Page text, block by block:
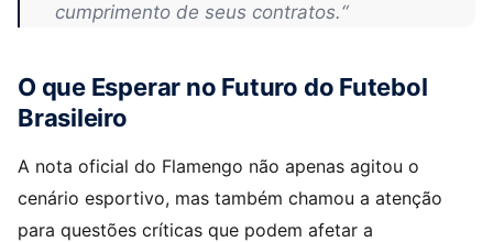
cumprimento de seus contratos.“
O que Esperar no Futuro do Futebol
Brasileiro
A nota oficial do Flamengo não apenas agitou o
cenário esportivo, mas também chamou a atenção
para questões críticas que podem afetar a